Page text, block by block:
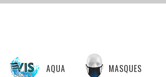
AQUA MASQUES